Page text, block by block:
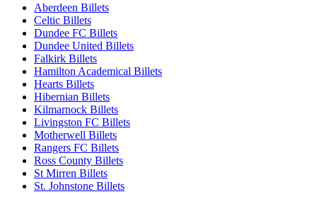
Aberdeen Billets
Celtic Billets
Dundee FC Billets
Dundee United Billets
Falkirk Billets
Hamilton Academical Billets
Hearts Billets
Hibernian Billets
Kilmarnock Billets
Livingston FC Billets
Motherwell Billets
Rangers FC Billets
Ross County Billets
St Mirren Billets
St. Johnstone Billets